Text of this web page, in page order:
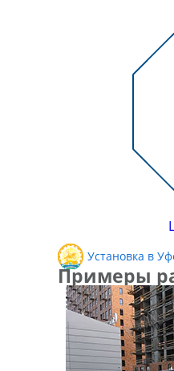
Установка в
Примеры